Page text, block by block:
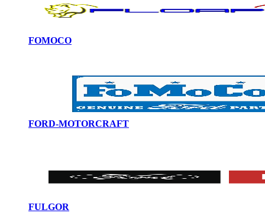
FOMOCO
FORD-MOTORCRAFT
FULGOR